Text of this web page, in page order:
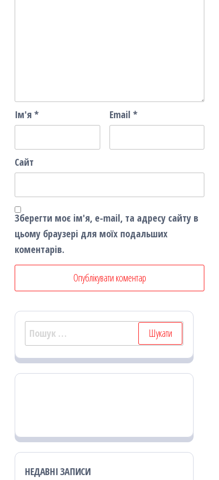
Ім'я * Email *
Сайт
Зберегти моє ім'я, e-mail, та адресу сайту в
цьому браузері для моїх подальших
коментарів.
Пошук:
НЕДАВНІ ЗАПИСИ